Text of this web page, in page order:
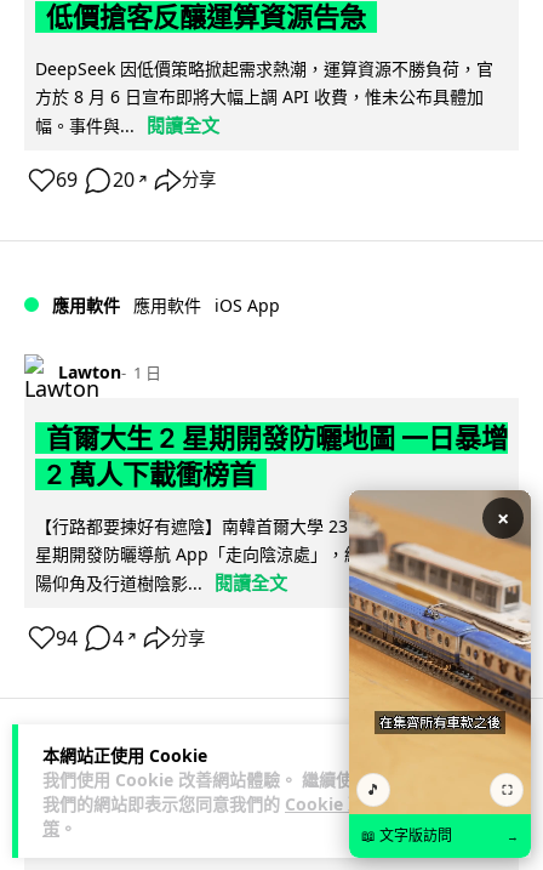
本網站正使用 Cookie
我們使用 Cookie 改善網站體驗。 繼續使用
我們的網站即表示您同意我們的 Cookie 政
策 。
低價搶客反釀運算資源告急
DeepSeek 因低價策略掀起需求熱潮，運算資源不勝負荷，官
方於 8 月 6 日宣布即將大幅上調 API 收費，惟未公布具體加
幅。事件與...
閱讀全文
69 20 ↗ 分享
應用軟件 應用軟件 iOS App
Lawton 1 日
首爾大生 2 星期開發防曬地圖 一日暴增
2 萬人下載衝榜首
【行路都要揀好有遮陰】南韓首爾大學 23 歲學生劉敏俊利用 2
星期開發防曬導航 App「走向陰涼處」，結合建築物高度、太
陽仰角及行道樹陰影...
閱讀全文
94 4 ↗ 分享
科技娛樂 科技新聞
arthur
×
🎵 ⛶
📖 文字版訪問 →